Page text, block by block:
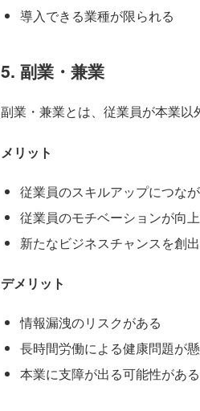
導入できる業種が限られる
5. 副業・兼業
副業・兼業とは、従業員が本業以
メリット
従業員のスキルアップにつな
従業員のモチベーションが向
新たなビジネスチャンスを創
デメリット
情報漏洩のリスクがある
長時間労働による健康問題が
本業に支障が出る可能性がある